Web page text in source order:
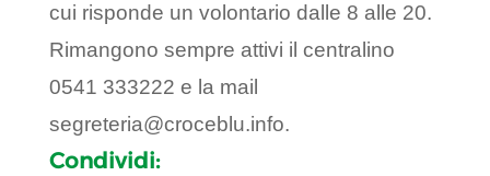
cui risponde un volontario dalle 8 alle 20.
Rimangono sempre attivi il centralino
0541 333222 e la mail
segreteria@croceblu.info.
Condividi: